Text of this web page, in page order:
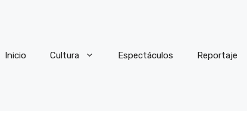
Inicio Cultura Espectáculos Reportaje